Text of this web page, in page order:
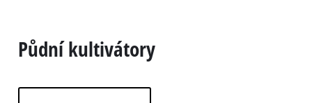
Půdní kultivátory